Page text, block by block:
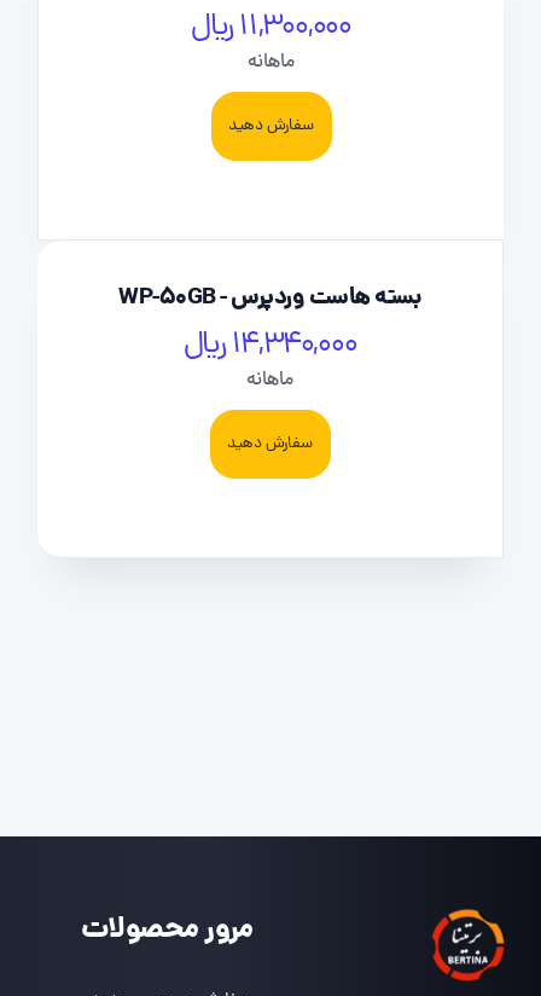
11,300,000 ریال
ماهانه
سفارش دهید
بسته هاست وردپرس - WP-50GB
14,340,000 ریال
ماهانه
سفارش دهید
مرور محصولات